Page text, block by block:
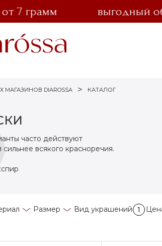
выгодный
DIAROSSA КАТАЛОГ
часто действуют
всякого красноречия.
Размер Вид украшений 1